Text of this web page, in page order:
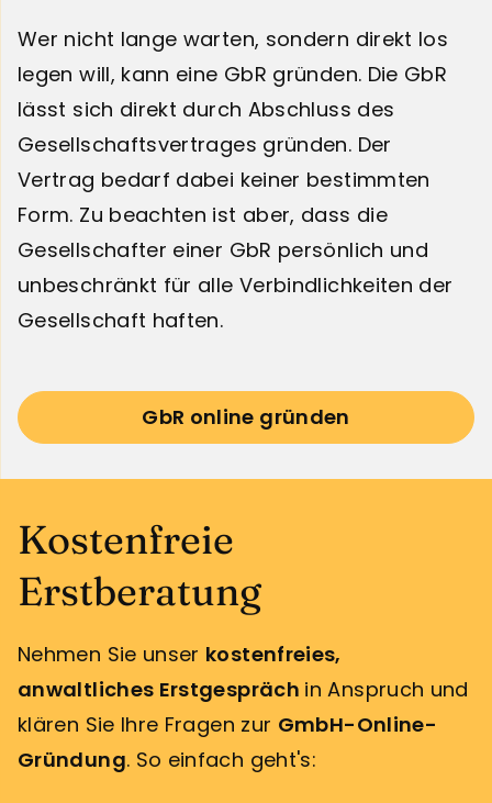
Wer nicht lange warten, sondern direkt los
legen will, kann eine GbR gründen. Die GbR
lässt sich direkt durch Abschluss des
Gesellschaftsvertrages gründen. Der
Vertrag bedarf dabei keiner bestimmten
Form. Zu beachten ist aber, dass die
Gesellschafter einer GbR persönlich und
unbeschränkt für alle Verbindlichkeiten der
Gesellschaft haften.
GbR online gründen
Kostenfreie
Erstberatung
Nehmen Sie unser kostenfreies,
anwaltliches Erstgespräch in Anspruch und
klären Sie Ihre Fragen zur GmbH-Online-
Gründung. So einfach geht's: